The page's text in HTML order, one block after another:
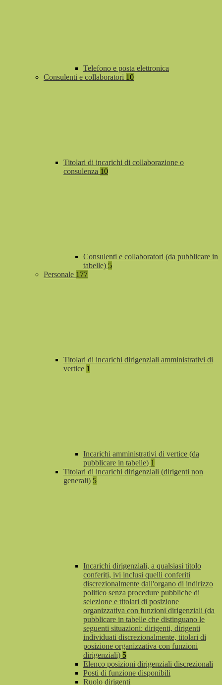
Telefono e posta elettronica
Consulenti e collaboratori 10
Titolari di incarichi di collaborazione o
consulenza 10
Consulenti e collaboratori (da pubblicare in
tabelle) 5
Personale 177
Titolari di incarichi dirigenziali amministrativi di
vertice 1
Incarichi amministrativi di vertice (da
pubblicare in tabelle) 1
Titolari di incarichi dirigenziali (dirigenti non
generali) 5
Incarichi dirigenziali, a qualsiasi titolo
conferiti, ivi inclusi quelli conferiti
discrezionalmente dall'organo di indirizzo
politico senza procedure pubbliche di
selezione e titolari di posizione
organizzativa con funzioni dirigenziali (da
pubblicare in tabelle che distinguano le
seguenti situazioni: dirigenti, dirigenti
individuati discrezionalmente, titolari di
posizione organizzativa con funzioni
dirigenziali) 5
Elenco posizioni dirigenziali discrezionali
Posti di funzione disponibili
Ruolo dirigenti